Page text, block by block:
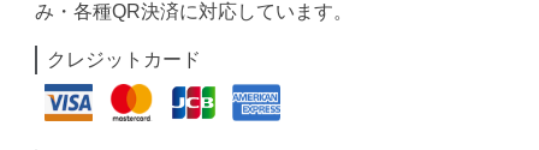
み・各種QR決済に対応しています。
クレジットカード